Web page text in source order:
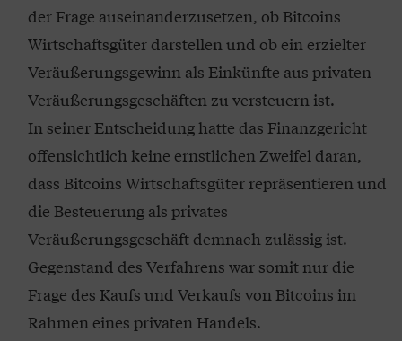
der Frage auseinanderzusetzen, ob Bitcoins
Wirtschaftsgüter darstellen und ob ein erzielter
Veräußerungsgewinn als Einkünfte aus privaten
Veräußerungsgeschäften zu versteuern ist.
In seiner Entscheidung hatte das Finanzgericht
offensichtlich keine ernstlichen Zweifel daran,
dass Bitcoins Wirtschaftsgüter repräsentieren und
die Besteuerung als privates
Veräußerungsgeschäft demnach zulässig ist.
Gegenstand des Verfahrens war somit nur die
Frage des Kaufs und Verkaufs von Bitcoins im
Rahmen eines privaten Handels.